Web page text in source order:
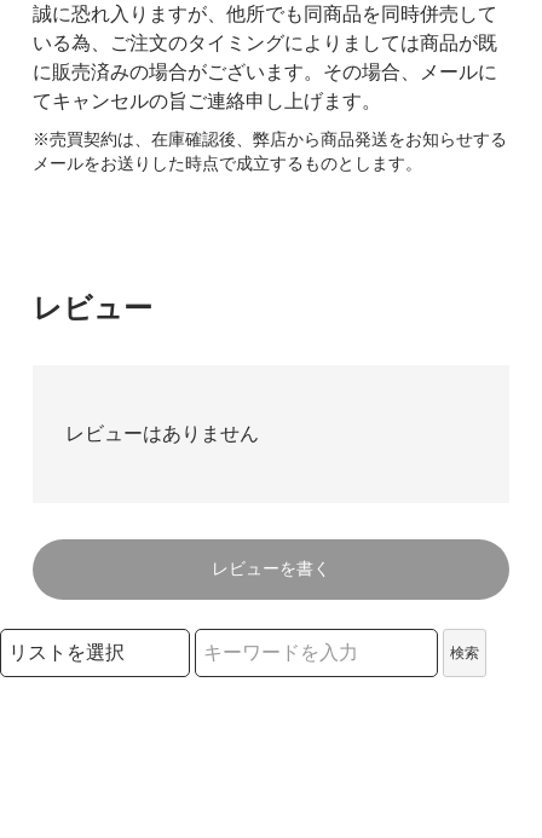
誠に恐れ入りますが、他所でも同商品を同時併売して
いる為、ご注文のタイミングによりましては商品が既
に販売済みの場合がございます。その場合、メールに
てキャンセルの旨ご連絡申し上げます。
※売買契約は、在庫確認後、弊店から商品発送をお知らせする
メールをお送りした時点で成立するものとします。
レビュー
レビューはありません
レビューを書く
検索リストの選択
検索